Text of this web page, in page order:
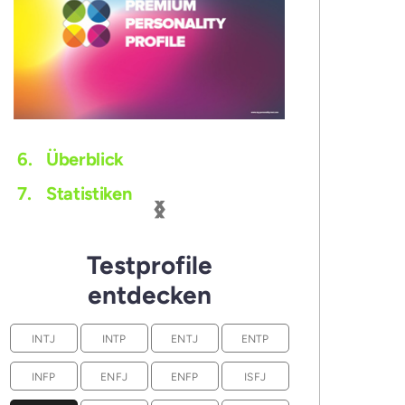
‹
›
6.
Überblick
7.
Statistiken
Testprofile
entdecken
INTJ INTP ENTJ ENTP
INFP ENFJ ENFP ISFJ